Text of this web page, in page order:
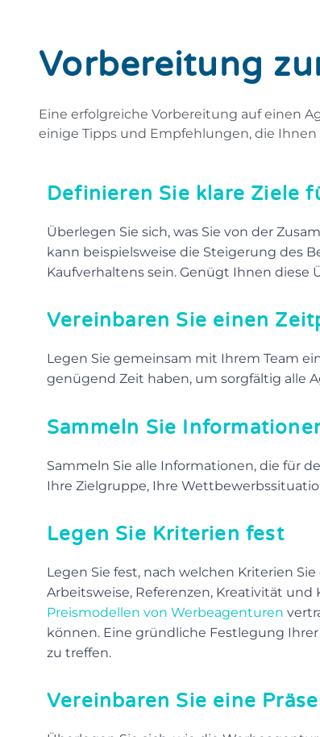
Vorbereitung
Eine erfolgreiche Vorbereitung auf einen
einige Tipps und Empfehlungen, die
Definieren Sie klare Ziele
Überlegen Sie sich, was Sie von der
kann beispielsweise die Steigerung des
Kaufverhaltens sein. Genügt Ihnen diese
Vereinbaren Sie einen
Legen Sie gemeinsam mit Ihrem Team
genügend Zeit haben, um sorgfältig alle
Sammeln Sie
Sammeln Sie alle Informationen, die für
Ihre Zielgruppe, Ihre
Legen Sie Kriterien fest
Legen Sie fest, nach welchen Kriterien
Arbeitsweise, Referenzen, Kreativität
Preismodellen von Werbeagenturen
können. Eine gründliche Festlegung
zu treffen.
Vereinbaren Sie eine